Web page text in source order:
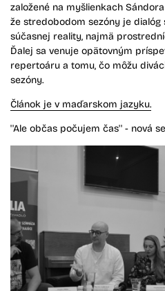
založené na myšlienkach
že stredobodom sezóny je dialóg
súčasnej reality, najmä
Ďalej sa venuje opätovným
repertoáru a tomu, čo môžu
sezóny.
Článok je v maďarskom jazyku.
''Ale občas počujem čas'' - nová